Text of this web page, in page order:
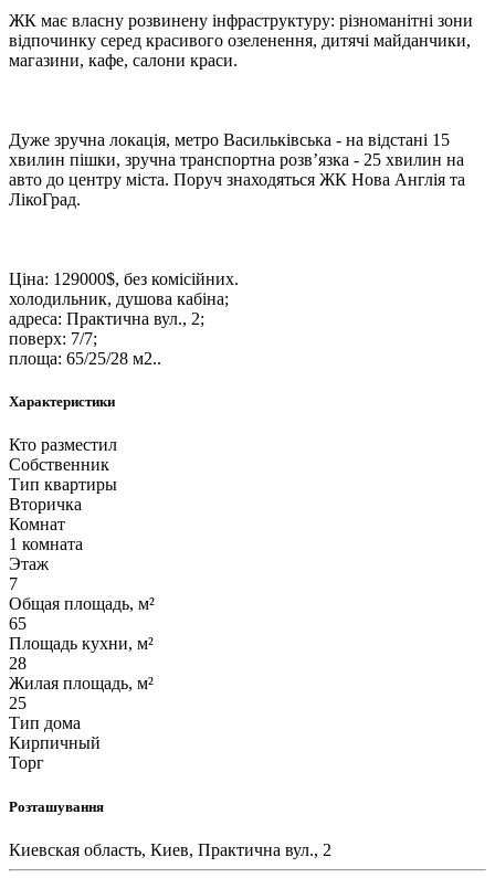
ЖК має власну розвинену інфраструктуру: різноманітні зони
відпочинку серед красивого озеленення, дитячі майданчики,
магазини, кафе, салони краси.
Дуже зручна локація, метро Васильківська - на відстані 15
хвилин пішки, зручна транспортна розв’язка - 25 хвилин на
авто до центру міста. Поруч знаходяться ЖК Нова Англія та
ЛікоГрад.
Ціна: 129000$, без комісійних.
холодильник, душова кабіна;
адреса: Практична вул., 2;
поверх: 7/7;
площа: 65/25/28 м2..
Характеристики
Кто разместил
Собственник
Тип квартиры
Вторичка
Комнат
1 комната
Этаж
7
Общая площадь, м²
65
Площадь кухни, м²
28
Жилая площадь, м²
25
Тип дома
Кирпичный
Торг
Розташування
Киевская область, Киев, Практична вул., 2